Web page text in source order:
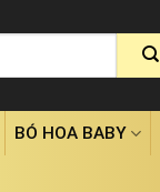
BÓ HOA BABY